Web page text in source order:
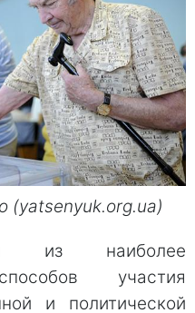
(yatsenyuk.org.ua)
наиболее
участия
и политической